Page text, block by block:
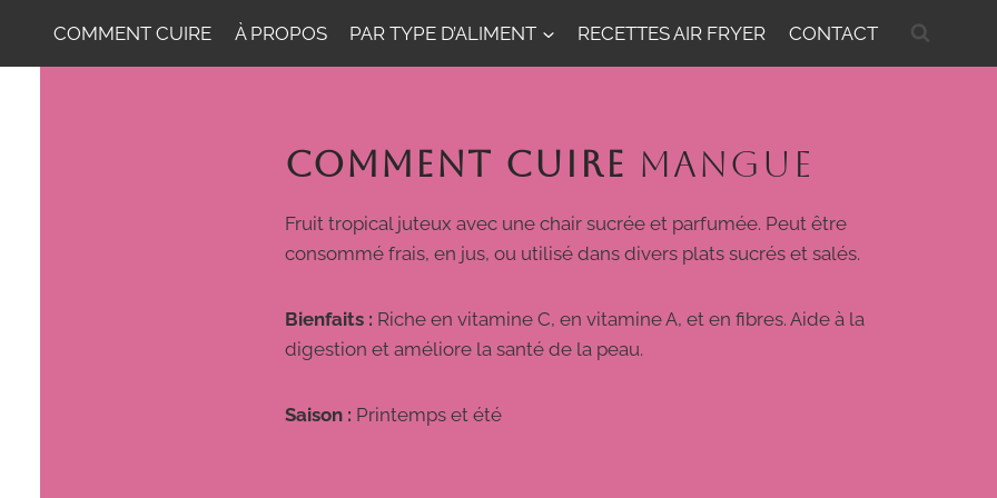
COMMENT CUIRE À PROPOS PAR TYPE D’ALIMENT RECETTES AIR FRYER CONTACT
COMMENT CUIRE MANGUE
Fruit tropical juteux avec une chair sucrée et parfumée. Peut être
consommé frais, en jus, ou utilisé dans divers plats sucrés et salés.
Bienfaits : Riche en vitamine C, en vitamine A, et en fibres. Aide à la
digestion et améliore la santé de la peau.
Saison : Printemps et été